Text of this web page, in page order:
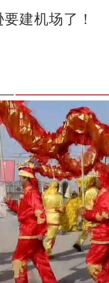
建机场了！
克苏：丰富青少